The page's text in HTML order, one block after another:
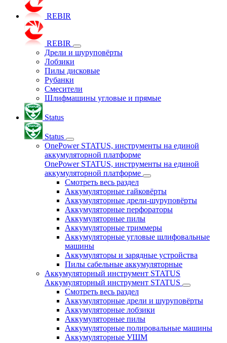
REBIR
REBIR
Дрели и шуруповёрты
Лобзики
Пилы дисковые
Рубанки
Смесители
Шлифмашины угловые и прямые
Status
Status
OnePower STATUS, инструменты на единой
аккумуляторной платформе
OnePower STATUS, инструменты на единой
аккумуляторной платформе
Смотреть весь раздел
Аккумуляторные гайковёрты
Аккумуляторные дрели-шуруповёрты
Аккумуляторные перфораторы
Аккумуляторные пилы
Аккумуляторные триммеры
Аккумуляторные угловые шлифовальные
машины
Аккумуляторы и зарядные устройства
Пилы сабельные аккумуляторные
Аккумуляторный инструмент STATUS
Аккумуляторный инструмент STATUS
Смотреть весь раздел
Аккумуляторные дрели и шуруповёрты
Аккумуляторные лобзики
Аккумуляторные пилы
Аккумуляторные полировальные машины
Аккумуляторные УШМ